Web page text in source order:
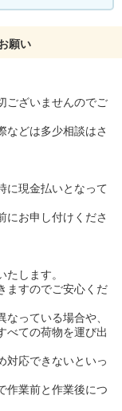
願い
ございませんのでご
などは多少相談はさ
に現金払いとなって
にお申し付けくださ
します。
ますのでご安心くだ
っている場合や、
べての荷物を運び出
対応できないといっ
作業前と作業後につ